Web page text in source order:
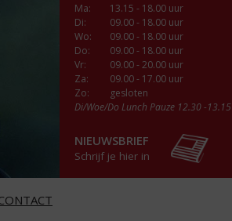
Ma:
13.15 - 18.00 uur
Di:
09.00 - 18.00 uur
Wo:
09.00 - 18.00 uur
Do:
09.00 - 18.00 uur
Vr:
09.00 - 20.00 uur
Za:
09.00 - 17.00 uur
Zo:
gesloten
Di/Woe/Do Lunch Pauze 12.30 -13.15
NIEUWSBRIEF
Schrijf je hier in